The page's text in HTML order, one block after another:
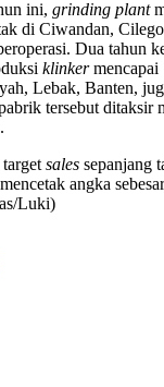
ini, grinding plant
di Ciwandan,
Dua tahun
klinkermencapai
Lebak, Banten,
tersebut ditaksir
sales sepanjang
angka
Luki)